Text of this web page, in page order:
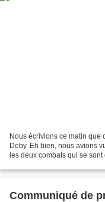
Nous écrivions ce matin que
Deby. Eh bien, nous avions
les deux combats qui se
Communiqué de